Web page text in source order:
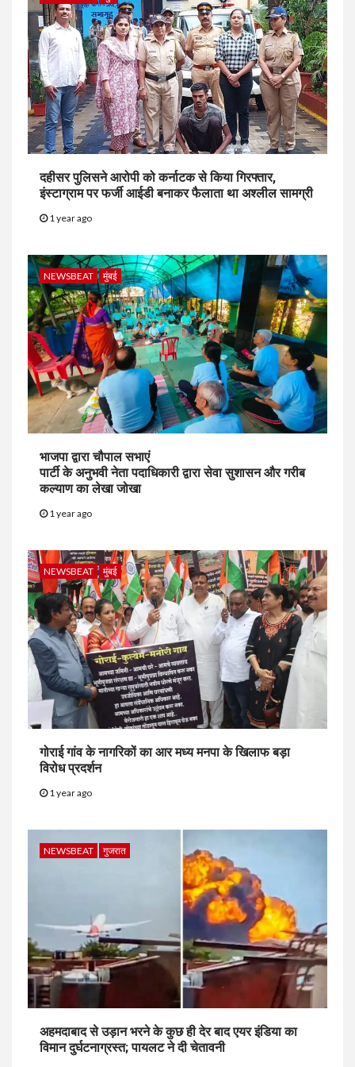
दहीसर पुलिसने आरोपी को कर्नाटक से किया गिरफ्तार,
इंस्टाग्राम पर फर्जी आईडी बनाकर फैलाता था अश्लील सामग्री
1 year ago
NEWSBEAT मुंबई
भाजपा द्वारा चौपाल सभाएं
पार्टी के अनुभवी नेता पदाधिकारी द्वारा सेवा सुशासन और गरीब
कल्याण का लेखा जोखा
1 year ago
NEWSBEAT मुंबई
गोराई गांव के नागरिकों का आर मध्य मनपा के खिलाफ बड़ा
विरोध प्रदर्शन
1 year ago
NEWSBEAT गुजरात
अहमदाबाद से उड़ान भरने के कुछ ही देर बाद एयर इंडिया का
विमान दुर्घटनाग्रस्त; पायलट ने दी चेतावनी